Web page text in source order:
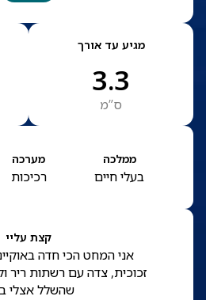
מגיע עד אורך
3.3
ס”מ
ממלכה
בעלי חיים
מערכה
רכיכות
קצת עליי
אני המחט הכי חדה
זכוכית, צדה עם רשתות ריר
שהשלל אצלי